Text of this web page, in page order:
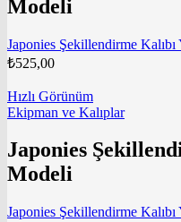
Modeli
Japonies Şekillendirme
₺525,00
Hızlı Görünüm
Ekipman ve Kalıplar
Japonies
Modeli
Japonies Şekillendirme